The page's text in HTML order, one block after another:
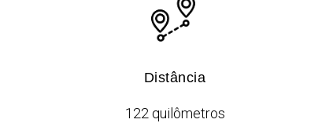
Distância
122 quilômetros